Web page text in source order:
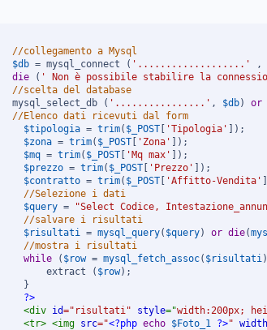
//collegamento a Mysql
$db = mysql_connect ( '...................' ,
die
( ' Non è possibile stabilire la
//scelta del database
			  mysql_select_db
( '................' , $db) or
$tipologia = trim( $_POST [ 'Tipologia' ] ) ;
$zona = trim( $_POST [ 'Zona' ] ) ;
$mq = trim( $_POST [ 'Mq max' ] ) ;
$prezzo = trim( $_POST [ 'Prezzo' ] ) ;
$contratto = trim( $_POST [ 'Affitto-Vendita' ]
//Selezione i dati
$query = "Select Codice,
//salvare i risultati
$risultati
= mysql_query( $query) or die(
//mostra i risultati
while
( $row = mysql_fetch_assoc( $risultati )
					extract
( $row) ;
}
?>
<div id=" risultati " style="width: 200px;
<tr> <img src="<?php echo $Foto_1 ?>" width